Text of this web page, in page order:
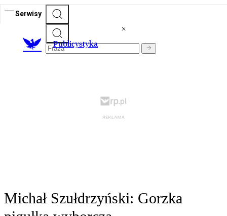
Serwisy
Publicystyka
Michał Szułdrzyński: Gorzka